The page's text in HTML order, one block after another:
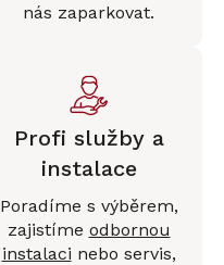
nás zaparkovat.
Profi služby a
instalace
Poradíme s výběrem,
zajistíme odbornou
instalaci nebo servis,